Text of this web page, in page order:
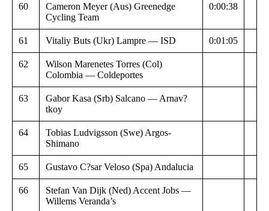
60
Cameron Meyer (Aus) Greenedge
Cycling Team
0:00:38
61 Vitaliy Buts (Ukr) Lampre — ISD 0:01:05
62
Wilson Marenetes Torres (Col)
Colombia — Coldeportes
63
Gabor Kasa (Srb) Salcano — Arnav?
tkoy
64
Tobias Ludvigsson (Swe) Argos-
Shimano
65 Gustavo C?sar Veloso (Spa) Andalucia
66
Stefan Van Dijk (Ned) Accent Jobs —
Willems Veranda’s